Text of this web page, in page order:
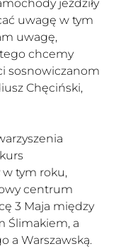
jeździły
uwagę w tym
uwagę,
chcemy
sosnowiczanom
Chęciński,
tym roku,
centrum
3 Maja między
Ślimakiem, a
a Warszawską.